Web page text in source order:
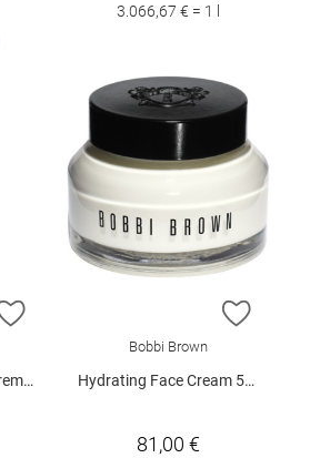
3.066,67 € = 1 l
ZUR WUNSCHLISTE HINZUFÜGEN
ml
ZUR
Bobbi Brown
Hydrating Face Cream 50 ml
81,00 €